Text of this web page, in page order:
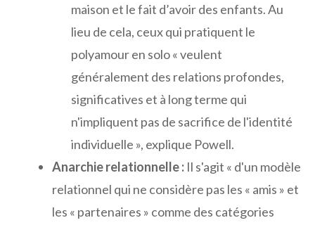
maison et le fait d’avoir des enfants. Au
lieu de cela, ceux qui pratiquent le
polyamour en solo « veulent
généralement des relations profondes,
significatives et à long terme qui
n'impliquent pas de sacrifice de l'identité
individuelle », explique Powell.
Anarchie relationnelle : Il s'agit « d'un modèle
relationnel qui ne considère pas les « amis » et
les « partenaires » comme des catégories